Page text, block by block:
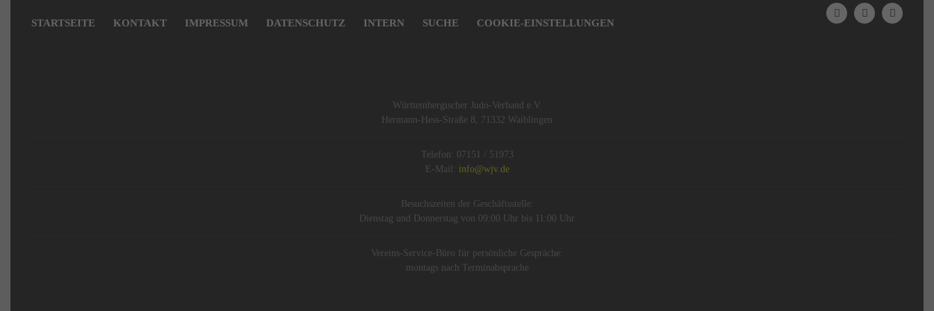
STARTSEITE KONTAKT IMPRESSUM DATENSCHUTZ INTERN SUCHE COOKIE-EINSTELLUNGEN
Württembergischer Judo-Verband e.V.
Hermann-Hess-Straße 8, 71332 Waiblingen
Telefon: 07151 / 51973
E-Mail: info@wjv.de
Besuchszeiten der Geschäftsstelle:
Dienstag und Donnerstag von 09:00 Uhr bis 11:00 Uhr
Vereins-Service-Büro für persönliche Gespräche:
montags nach Terminabsprache